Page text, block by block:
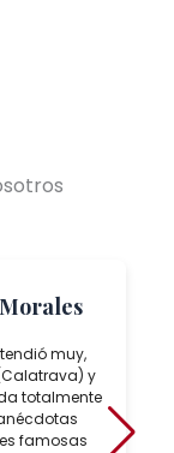
muy,
y
totalmente
famosas